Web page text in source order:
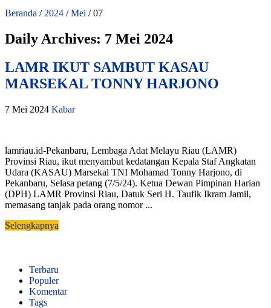
Beranda / 2024 / Mei / 07
Daily Archives: 7 Mei 2024
LAMR IKUT SAMBUT KASAU
MARSEKAL TONNY HARJONO
7 Mei 2024 Kabar
lamriau.id-Pekanbaru, Lembaga Adat Melayu Riau (LAMR)
Provinsi Riau, ikut menyambut kedatangan Kepala Staf Angkatan
Udara (KASAU) Marsekal TNI Mohamad Tonny Harjono, di
Pekanbaru, Selasa petang (7/5/24). Ketua Dewan Pimpinan Harian
(DPH) LAMR Provinsi Riau, Datuk Seri H. Taufik Ikram Jamil,
memasang tanjak pada orang nomor ...
Selengkapnya
Terbaru
Populer
Komentar
Tags